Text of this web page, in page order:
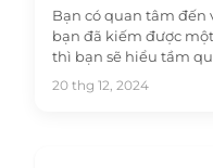
Bạn có quan tâm đến
bạn đã kiếm được
thì bạn sẽ hiểu tầm
đúng đối tượng.
20 thg 12, 2024